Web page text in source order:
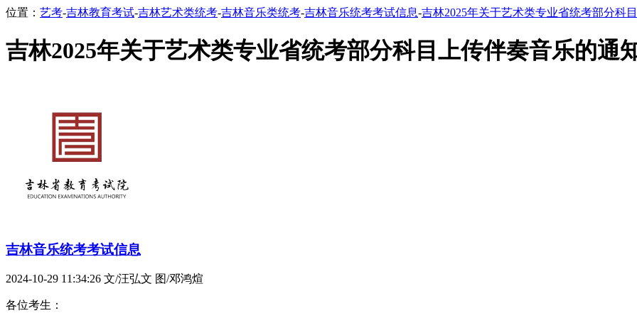
位置： 艺考-吉林教育考试-吉林艺术类统考-吉林音乐类统考-吉林音乐统考考试信息-吉林2025年关于艺术类专业省统考部分科
吉林2025年关于艺术类专业省统考部分科目上传伴奏音乐的通
吉林音乐统考考试信息
2024-10-29 11:34:26 文/汪弘文 图/邓鸿煊
各位考生：